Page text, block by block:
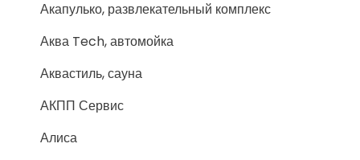
Акапулько, развлекательный комплекс
Аква Tech, автомойка
Аквастиль, сауна
АКПП Сервис
Алиса